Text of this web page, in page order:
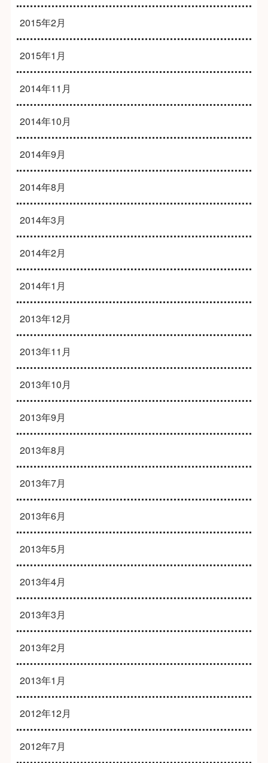
2015年2月
2015年1月
2014年11月
2014年10月
2014年9月
2014年8月
2014年3月
2014年2月
2014年1月
2013年12月
2013年11月
2013年10月
2013年9月
2013年8月
2013年7月
2013年6月
2013年5月
2013年4月
2013年3月
2013年2月
2013年1月
2012年12月
2012年7月